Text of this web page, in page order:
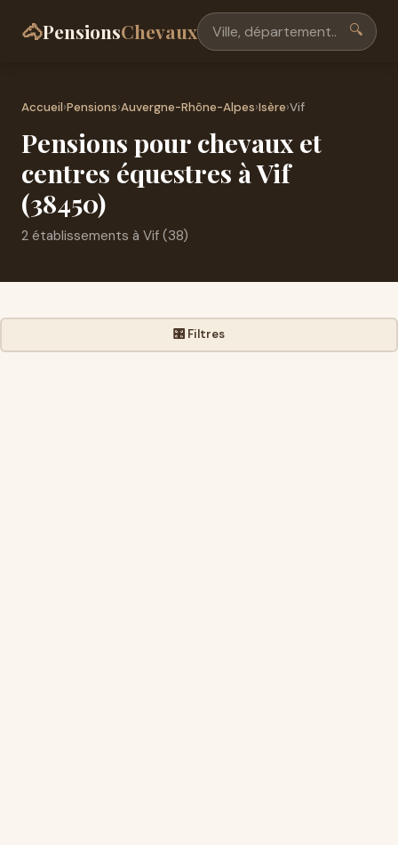
🐴PensionsChevaux 🔍
Accueil›Pensions›Auvergne-Rhône-Alpes›Isère›Vif
Pensions pour chevaux et
centres équestres à Vif
(38450)
2 établissements à Vif (38)
🎛️ Filtres